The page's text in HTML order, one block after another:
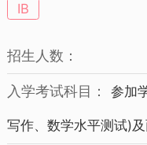
IB
招生人数：
入学考试科目： 参加
写作、数学水平测试)及